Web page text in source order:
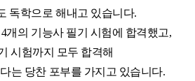
독학으로 해내고 있습니다.
4개의 기능사 필기 시험에 합격했고,
시험까지 모두 합격해
는 당찬 포부를 가지고 있습니다.